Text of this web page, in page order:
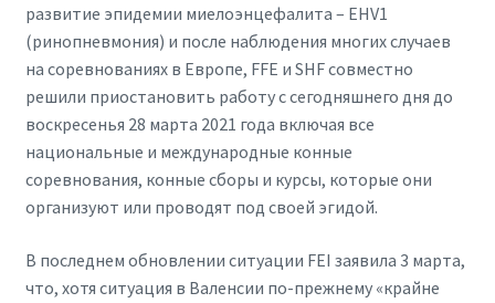
развитие эпидемии миелоэнцефалита – EHV1
(ринопневмония) и после наблюдения многих случаев
на соревнованиях в Европе, FFE и SHF совместно
решили приостановить работу с сегодняшнего дня до
воскресенья 28 марта 2021 года включая все
национальные и международные конные
соревнования, конные сборы и курсы, которые они
организуют или проводят под своей эгидой.
В последнем обновлении ситуации FEI заявила 3 марта,
что, хотя ситуация в Валенсии по-прежнему «крайне